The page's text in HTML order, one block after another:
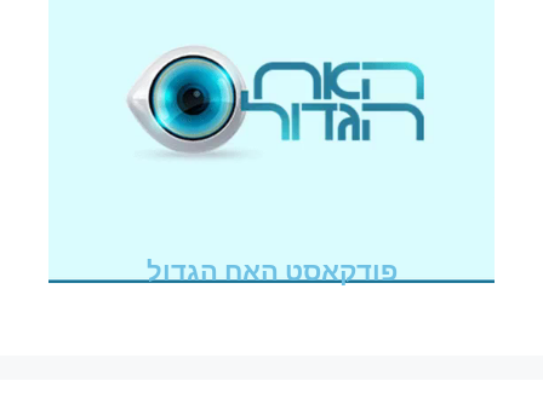
פודקאסט האח הגדול